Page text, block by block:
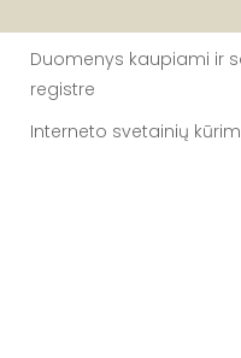
Duomenys kaupiami ir
registre
Interneto svetainių